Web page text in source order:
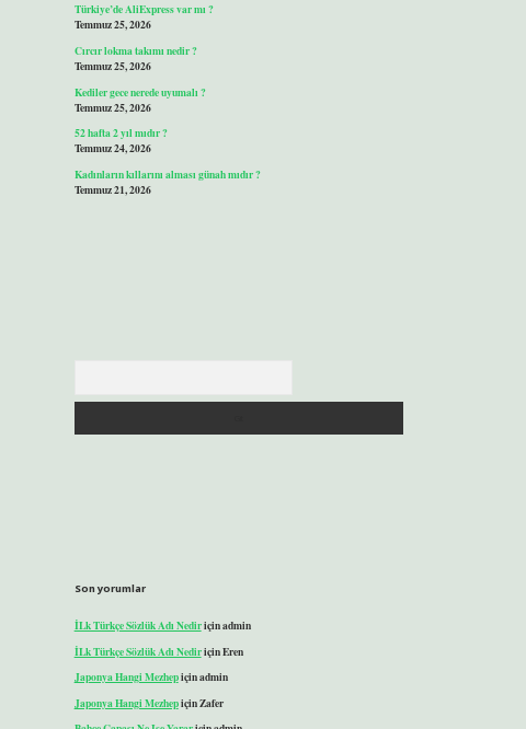
Türkiye’de AliExpress var mı ?
Temmuz 25, 2026
Cırcır lokma takımı nedir ?
Temmuz 25, 2026
Kediler gece nerede uyumalı ?
Temmuz 25, 2026
52 hafta 2 yıl mıdır ?
Temmuz 24, 2026
Kadınların kıllarını alması günah mıdır ?
Temmuz 21, 2026
Son yorumlar
İLk Türkçe Sözlük Adı Nediriçinadmin
İLk Türkçe Sözlük Adı NediriçinEren
Japonya Hangi Mezhepiçinadmin
Japonya Hangi MezhepiçinZafer